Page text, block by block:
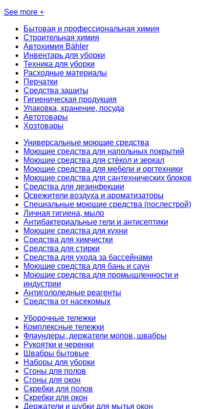
See more +
Бытовая и профессиональная химия
Строительная химия
Автохимия Bähler
Инвентарь для уборки
Техника для уборки
Расходные материалы
Перчатки
Средства защиты
Гигиеническая продукция
Упаковка, хранение, посуда
Автотовары
Хозтовары
Универсальные моющие средства
Моющие средства для напольных покрытий
Моющие средства для стёкол и зеркал
Моющие средства для мебели и оргтехники
Моющие средства для сантехнических блоков
Средства для дезинфекции
Освежители воздуха и ароматизаторы
Специальные моющие средства (послестрой)
Личная гигиена, мыло
Антибактериальные гели и антисептики
Моющие средства для кухни
Средства для химчистки
Средства для стирки
Средства для ухода за бассейнами
Моющие средства для бань и саун
Моющие средства для промышленности и
индустрии
Антигололедные реагенты
Средства от насекомых
Уборочные тележки
Комплексные тележки
Флаундеры, держатели мопов, швабры
Рукоятки и черенки
Швабры бытовые
Наборы для уборки
Сгоны для полов
Сгоны для окон
Скребки для полов
Скребки для окон
Держатели и шубки для мытья окон